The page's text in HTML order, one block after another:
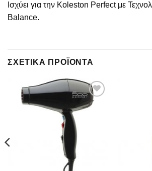
Ισχύει για την Koleston Perfect με
Balance.
ΣΧΕΤΙΚΆ ΠΡΟΪΌΝΤΑ
Add to
wishlist